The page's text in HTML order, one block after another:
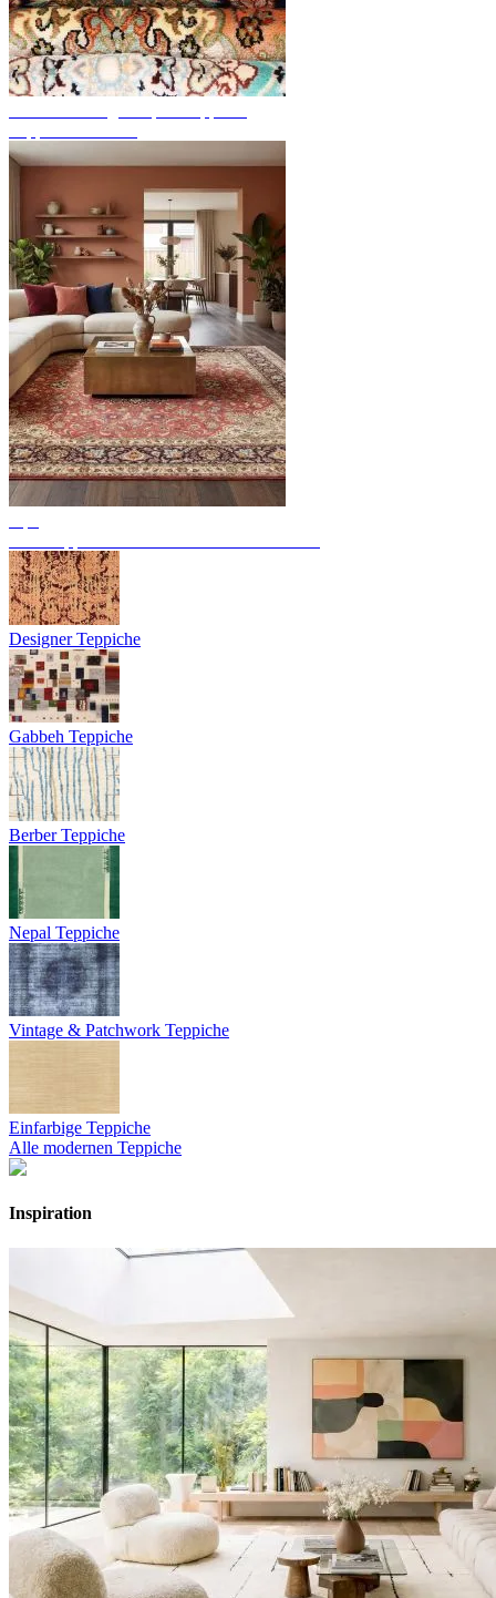
Designer Teppiche
Gabbeh Teppiche
Berber Teppiche
Nepal Teppiche
Vintage & Patchwork Teppiche
Einfarbige Teppiche
Alle modernen Teppiche
Inspiration